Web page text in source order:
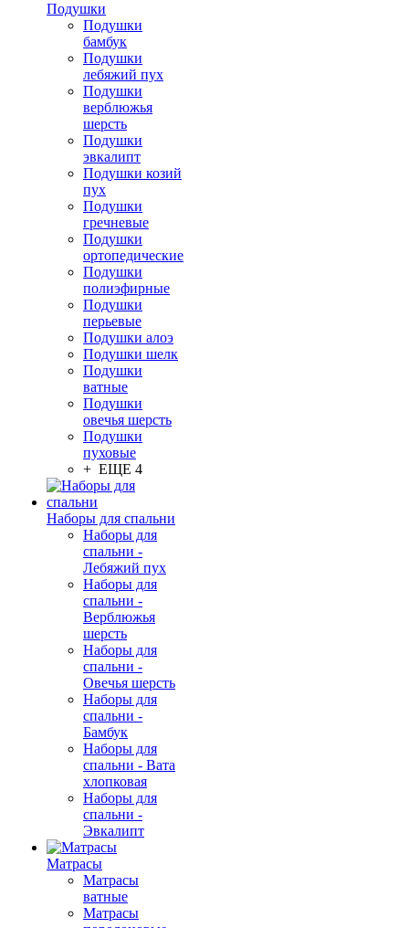
Подушки
Подушки
бамбук
Подушки
лебяжий пух
Подушки
верблюжья
шерсть
Подушки
эвкалипт
Подушки козий
пух
Подушки
гречневые
Подушки
ортопедические
Подушки
полиэфирные
Подушки
перьевые
Подушки алоэ
Подушки шелк
Подушки
ватные
Подушки
овечья шерсть
Подушки
пуховые
+ ЕЩЕ 4
Наборы для спальни
Наборы для
спальни -
Лебяжий пух
Наборы для
спальни -
Верблюжья
шерсть
Наборы для
спальни -
Овечья шерсть
Наборы для
спальни -
Бамбук
Наборы для
спальни - Вата
хлопковая
Наборы для
спальни -
Эвкалипт
Матрасы
Матрасы
ватные
Матрасы